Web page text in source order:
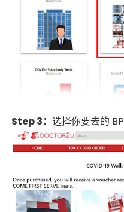
Step 3： 选择你要去的